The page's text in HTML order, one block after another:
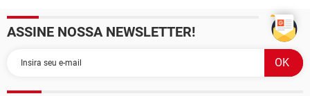
ASSINE NOSSA NEWSLETTER!